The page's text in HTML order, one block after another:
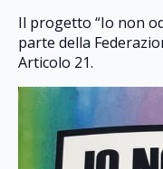
Il progetto “Io non
parte della
Articolo 21.